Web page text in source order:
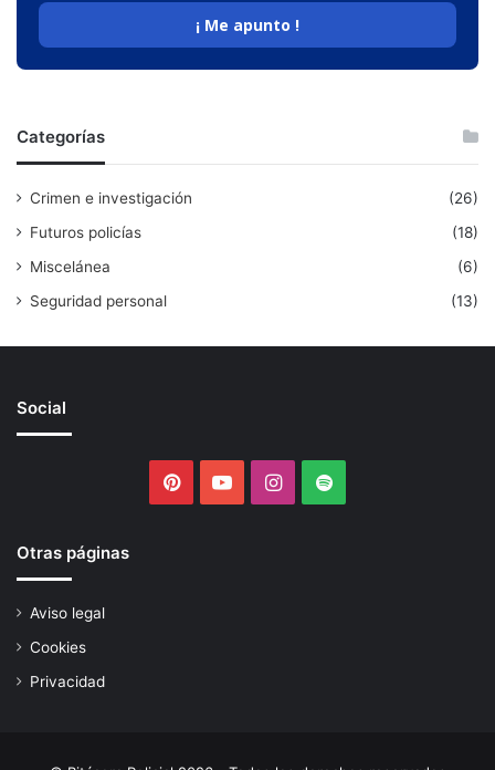
¡ Me apunto !
Categorías
Crimen e investigación
(26)
Futuros policías
(18)
Miscelánea
(6)
Seguridad personal
(13)
Social
PinterestYouTubeInstagram
Spotify
Otras páginas
Aviso legal
Cookies
Privacidad